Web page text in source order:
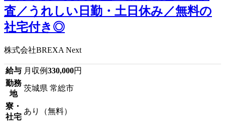
査／うれしい日勤・土日休み／無料の
社宅付き◎
株式会社BREXA Next
給与 月収例330,000円
勤務
地
茨城県 常総市
寮・
社宅
あり（無料）